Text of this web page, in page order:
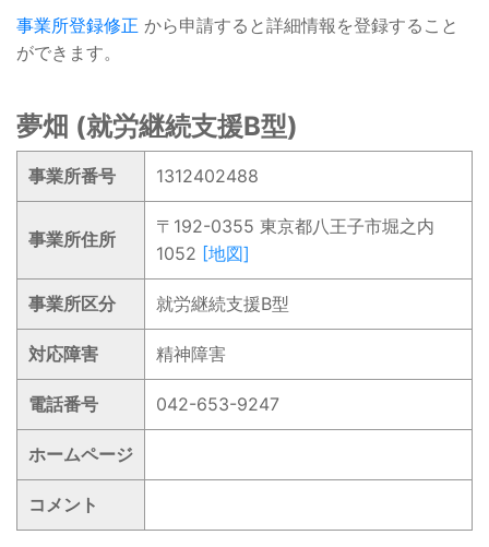
事業所登録修正 から申請すると詳細情報を登録すること
ができます。
夢畑 (就労継続支援B型)
事業所番号 1312402488
事業所住所
〒192-0355 東京都八王子市堀之内
1052 [地図]
事業所区分 就労継続支援B型
対応障害 精神障害
電話番号 042-653-9247
ホームページ
コメント